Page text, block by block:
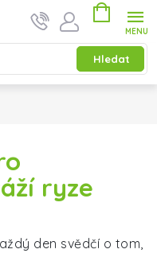
Hledat
Nákupní
ryze
den svědčí o tom,